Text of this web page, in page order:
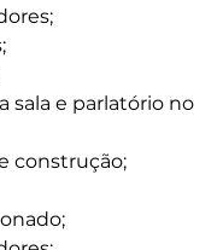
sala e parlatório no
construção;